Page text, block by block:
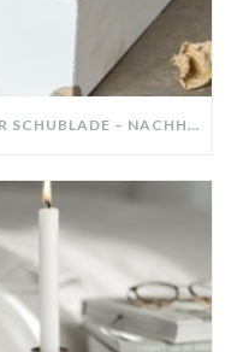
DIY-DEKO-TABLETT AUS ALTER SCHUBLADE – NACHHALTIGE HERBSTDEKO SELBER MACHEN!